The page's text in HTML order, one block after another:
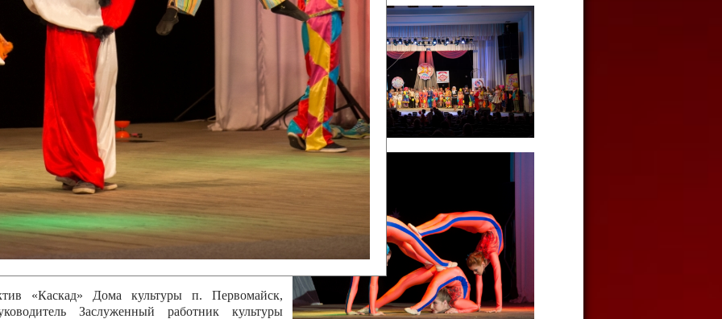
«Энтузиасты» Дома культуры с. Делакеу,
руководитель Отличный работник культуры
Республики Пётр Петрович Дижмару;
«Сперанца» Дома культуры посёлка Красное,
Отличный работник культуры
Республики Анжела Владимировна
коллектив «Алегро» Дома детско –юношеского
района, руководитель Хачатурян Юрий
«Радуга» Городской дворец культуры г.
работник культуры Приднестровской
Юрьевич Елистратов;
«Каскад» Дома культуры п. Первомайск,
Заслуженный работник культуры